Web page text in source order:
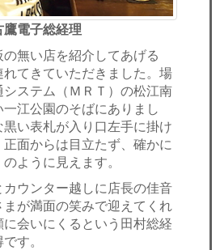
電子総経理
無い店を紹介してあげる
れてきていただきました。場
システム（ＭＲＴ）の松江南
江公園のそばにありまし
い表札が入り口左手に掛け
面からは目立たず、確かに
ように見えます。
ウンター越しに店長の佳音
まが満面の笑みで迎えてくれ
に会いにくるという田村総経
す。